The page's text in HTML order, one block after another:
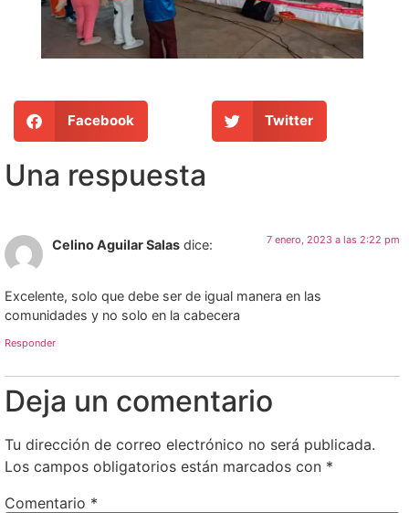
Facebook Twitter
Una respuesta
Celino Aguilar Salas dice: 7 enero, 2023 a las 2:22 pm
Excelente, solo que debe ser de igual manera en las
comunidades y no solo en la cabecera
Responder
Deja un comentario
Tu dirección de correo electrónico no será publicada.
Los campos obligatorios están marcados con *
Comentario *